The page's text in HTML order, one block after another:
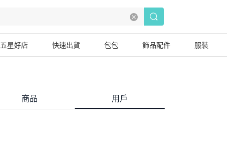
五星好店 快速出貨 包包 飾品配件 服裝
商品 用戶